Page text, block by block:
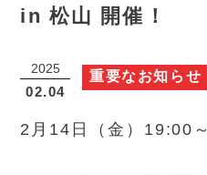
in 松山 開催！
2025
02.04
重要なお知らせ
2月14日（金）19:00～